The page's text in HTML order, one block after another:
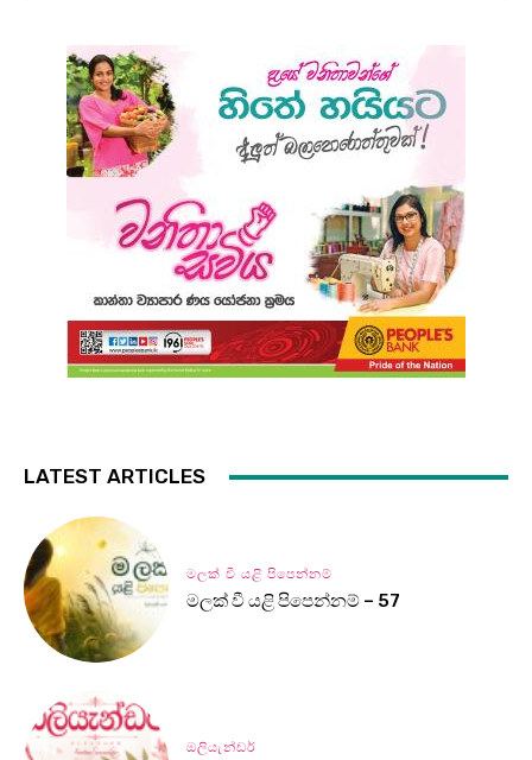
LATEST ARTICLES
මලක් වී යළි පිපෙන්නම්
මලක් වී යළි පිපෙන්නම් – 57
ඔලියැන්ඩර්